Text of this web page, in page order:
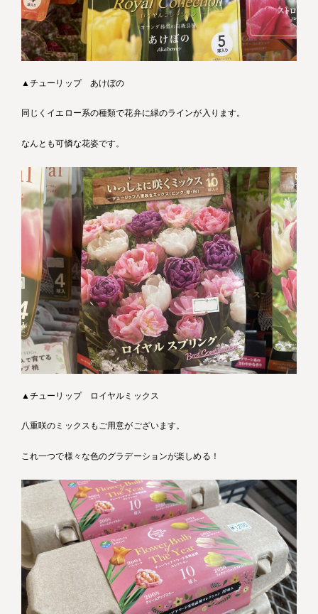
▲チューリップ あけぼの
同じくイエロー系の種類で花弁に緑のラインが入ります。
なんとも可憐な花姿です。
▲チューリップ ロイヤルミックス
八重咲のミックスもご用意がございます。
これ一つで様々な色のグラデーションが楽しめる！